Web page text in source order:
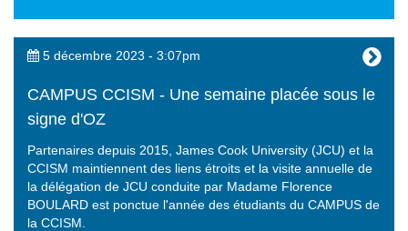
5 décembre 2023 - 3:07pm
CAMPUS CCISM - Une semaine placée sous le
signe d'OZ
Partenaires depuis 2015, James Cook University (JCU) et la
CCISM maintiennent des liens étroits et la visite annuelle de
la délégation de JCU conduite par Madame Florence
BOULARD est ponctue l'année des étudiants du CAMPUS de
la CCISM.